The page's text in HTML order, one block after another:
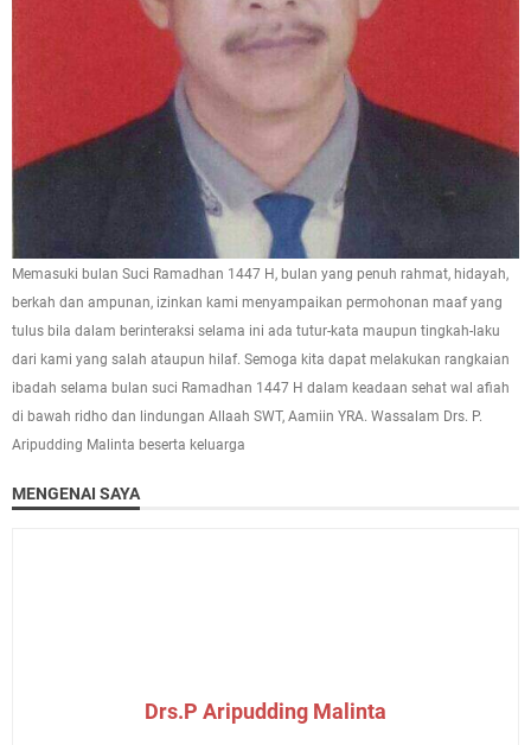
Memasuki bulan Suci Ramadhan 1447 H, bulan yang penuh rahmat, hidayah,
berkah dan ampunan, izinkan kami menyampaikan permohonan maaf yang
tulus bila dalam berinteraksi selama ini ada tutur-kata maupun tingkah-laku
dari kami yang salah ataupun hilaf. Semoga kita dapat melakukan rangkaian
ibadah selama bulan suci Ramadhan 1447 H dalam keadaan sehat wal afiah
di bawah ridho dan lindungan Allaah SWT, Aamiin YRA. Wassalam Drs. P.
Aripudding Malinta beserta keluarga
MENGENAI SAYA
Drs.P Aripudding Malinta